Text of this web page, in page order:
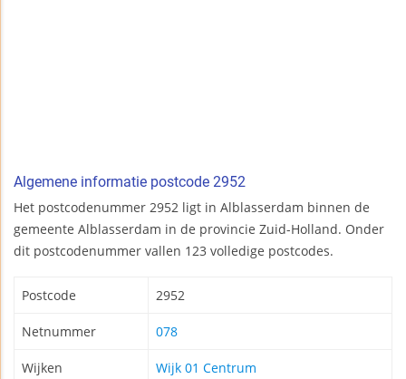
Algemene informatie postcode 2952
Het postcodenummer 2952 ligt in Alblasserdam binnen de
gemeente Alblasserdam in de provincie Zuid-Holland. Onder
dit postcodenummer vallen 123 volledige postcodes.
Postcode 2952
Netnummer 078
Wijken
Wijk 01 Centrum